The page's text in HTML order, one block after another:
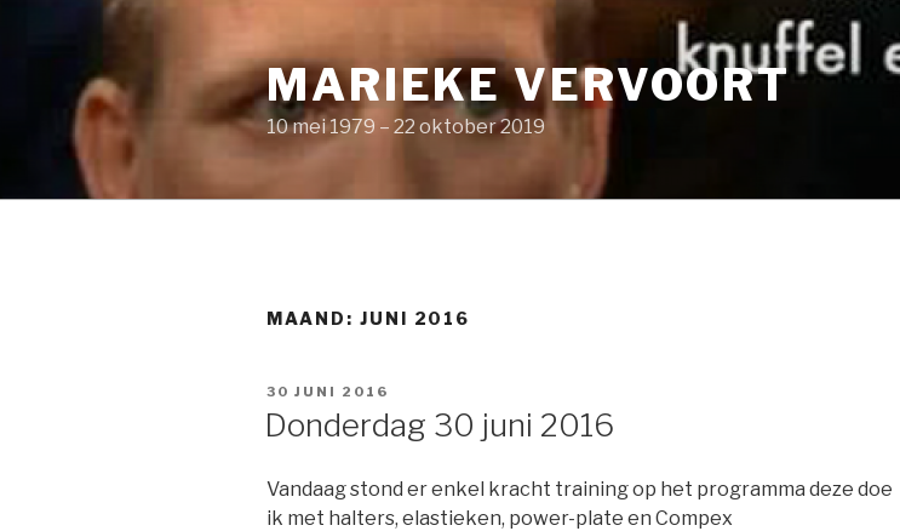
springen
MARIEKE VERVOORT
10 mei 1979 – 22 oktober 2019
MAAND: JUNI 2016
GEPLAATST
OP
30 JUNI 2016
Donderdag 30 juni 2016
Vandaag stond er enkel kracht training op het programma deze doe
ik met halters, elastieken, power-plate en Compex